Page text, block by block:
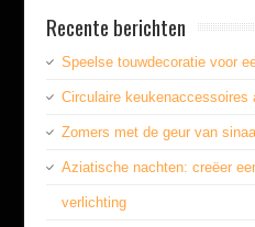
Recente berichten
Speelse touwdecoratie voor
Circulaire keukenaccessoires
Zomers met de geur van
Aziatische nachten: creëer
verlichting